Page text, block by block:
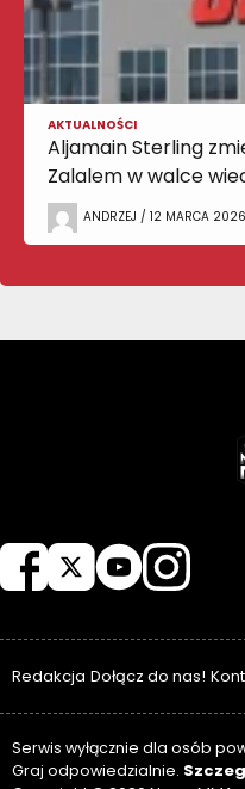
AKTUALNOŚCI
Aljamain Sterling
Zalalem w walce
ANDRZEJ / 12 MARCA
Redakcja Dołącz do nas!
Serwis wyłącznie dla osób
Graj odpowiedzialnie.